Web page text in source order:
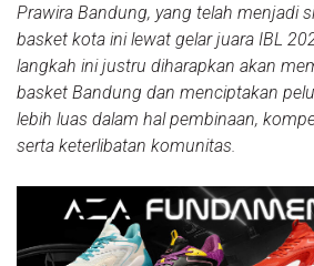
Prawira Bandung, yang telah menjadi
basket kota ini lewat gelar juara IBL
langkah ini justru diharapkan akan
basket Bandung dan menciptakan
lebih luas dalam hal pembinaan,
serta keterlibatan komunitas.